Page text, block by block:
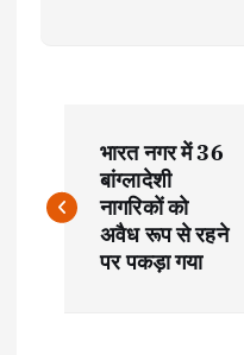
o
भारत नगर में 36
बांग्लादेशी
नागरिकों को
अवैध रूप से रहने
पर पकड़ा गया